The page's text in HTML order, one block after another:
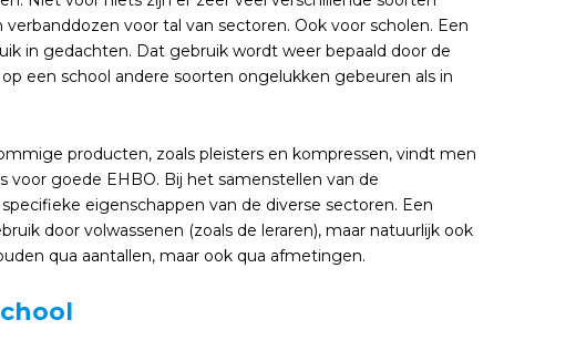
voor tal van sectoren. Ook voor scholen. Een
in gedachten. Dat gebruik wordt weer bepaald door de
een school andere soorten ongelukken gebeuren als in
producten, zoals pleisters en kompressen, vindt men
voor goede EHBO. Bij het samenstellen van de
eigenschappen van de diverse sectoren. Een
door volwassenen (zoals de leraren), maar natuurlijk ook
qua aantallen, maar ook qua afmetingen.